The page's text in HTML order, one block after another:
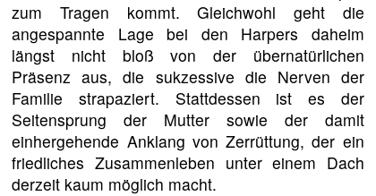
zum Tragen kommt. Gleichwohl geht die
angespannte Lage bei den Harpers daheim
längst nicht bloß von der übernatürlichen
Präsenz aus, die sukzessive die Nerven der
Familie strapaziert. Stattdessen ist es der
Seitensprung der Mutter sowie der damit
einhergehende Anklang von Zerrüttung, der ein
friedliches Zusammenleben unter einem Dach
derzeit kaum möglich macht.